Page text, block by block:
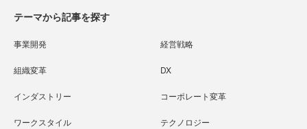
テーマから記事を探す
事業開発 経営戦略
組織変革 DX
インダストリー コーポレート変革
ワークスタイル テクノロジー